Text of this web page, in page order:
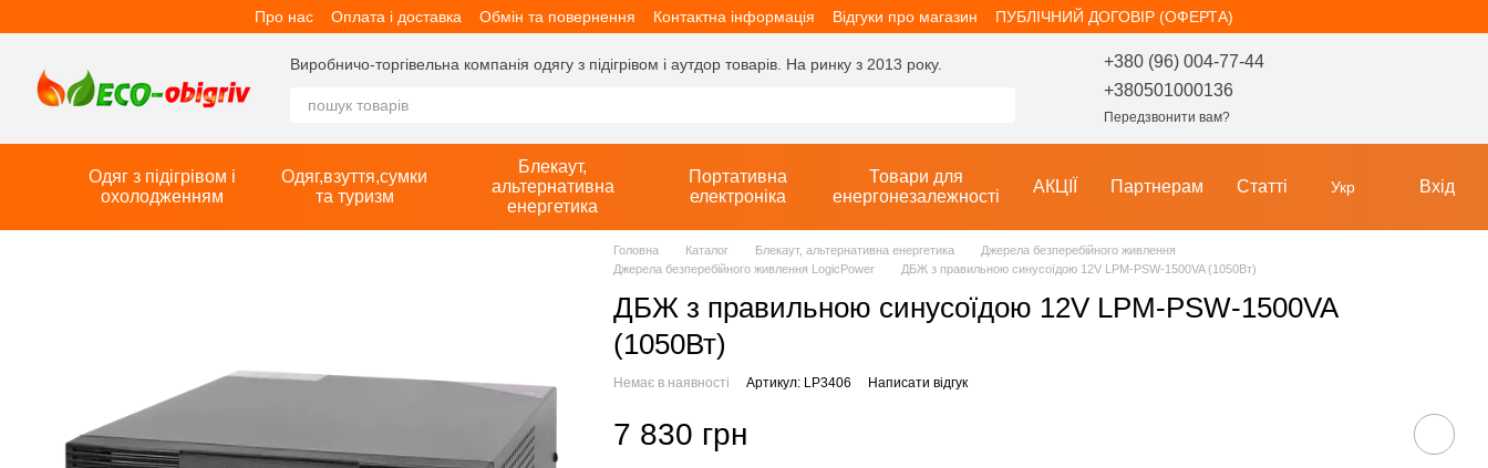
Про нас Оплата і доставка Обмін та повернення Контактна інформація Відгуки про магазин ПУБЛІЧНИЙ ДОГОВІР (ОФЕРТА)
Виробничо-торгівельна компанія одягу з підігрівом і аутдор товарів. На ринку з 2013 року.
+380 (96) 004-77-44
+380501000136
Передзвонити вам?
Одяг з підігрівом і
охолодженням
Одяг,взуття,сумки
та туризм
Блекаут,
альтернативна
енергетика
Портативна
електроніка
Товари для
енергонезалежності
АКЦІЇ Партнерам Статті Укр Вхід
Головна Каталог Блекаут, альтернативна енергетика
Джерела безперебійного живлення
Джерела безперебійного живлення LogicPower
ДБЖ з правильною синусоїдою 12V LPM-PSW-1500VA (1050Вт)
ДБЖ з правильною синусоїдою 12V LPM-PSW-1500VA
(1050Вт)
Немає в наявності Артикул: LP3406 Написати відгук
7 830 грн